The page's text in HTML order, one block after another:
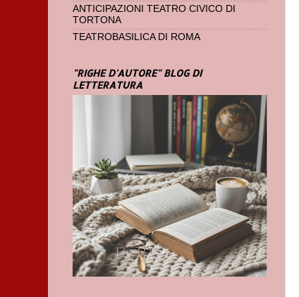
ANTICIPAZIONI TEATRO CIVICO DI
TORTONA
TEATROBASILICA DI ROMA
"RIGHE D'AUTORE" BLOG DI
LETTERATURA